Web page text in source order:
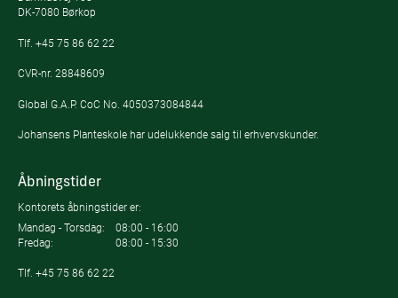
DK-7080 Børkop
Tlf. +45 75 86 62 22
CVR-nr. 28848609
Global G.A.P. CoC No. 4050373084844
Johansens Planteskole har udelukkende salg til erhvervskunder.
Åbningstider
Kontorets åbningstider er:
Mandag - Torsdag:
08:00 - 16:00
Fredag:
08:00 - 15:30
Tlf. +45 75 86 62 22